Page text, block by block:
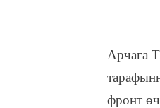
Арчага
фронт